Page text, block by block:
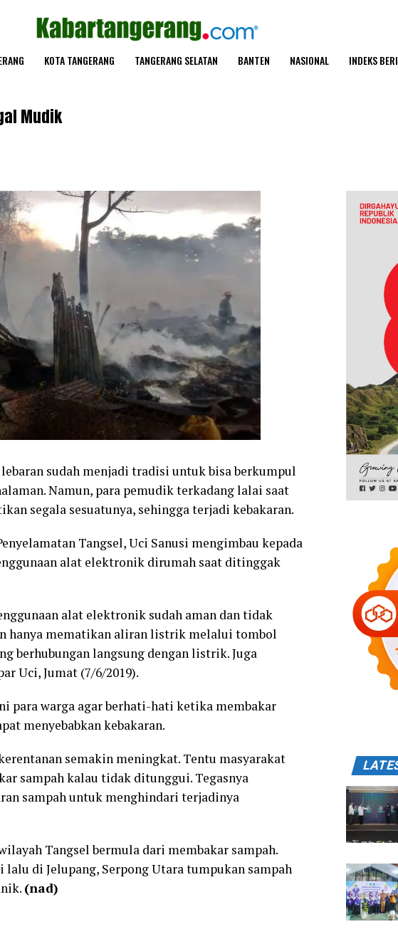
KOTA TANGERANG TANGERANG SELATAN BANTEN NASIONAL INDEKS
Mudik
sudah menjadi tradisi untuk bisa berkumpul
Namun, para pemudik terkadang lalai saat
segala sesuatunya, sehingga terjadi kebakaran.
Tangsel, Uci Sanusi mengimbau kepada
alat elektronik dirumah saat ditinggak
alat elektronik sudah aman dan tidak
hanya mematikan aliran listrik melalui tombol
berhubungan langsung dengan listrik. Juga
Uci, Jumat (7/6/2019).
para warga agar berhati-hati ketika membakar
menyebabkan kebakaran.
semakin meningkat. Tentu masyarakat
sampah kalau tidak ditunggui. Tegasnya
sampah untuk menghindari terjadinya
Tangsel bermula dari membakar sampah.
lalu di Jelupang, Serpong Utara tumpukan sampah
(nad)